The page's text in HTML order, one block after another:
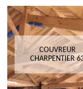
COUVREUR
CHARPENTIER